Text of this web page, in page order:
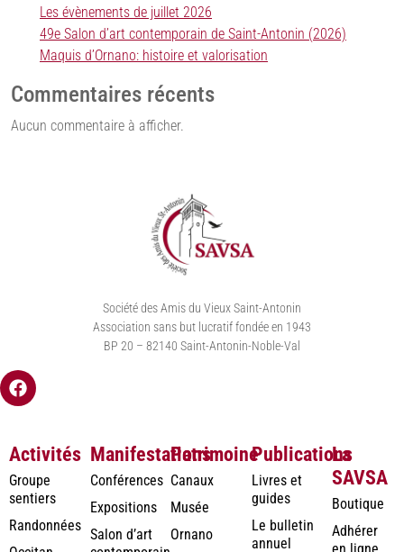
Les évènements de juillet 2026
49e Salon d’art contemporain de Saint-Antonin (2026)
Maquis d’Ornano: histoire et valorisation
Commentaires récents
Aucun commentaire à afficher.
Société des Amis du Vieux Saint-Antonin
Association sans but lucratif fondée en 1943
BP 20 – 82140 Saint-Antonin-Noble-Val
Activités
Groupe
sentiers
Randonnées
Manifestations
Conférences
Expositions
Salon d’art
Patrimoine
Canaux
Musée
Ornano
Publications
Livres et
guides
Le bulletin
annuel
La
SAVSA
Boutique
Adhérer